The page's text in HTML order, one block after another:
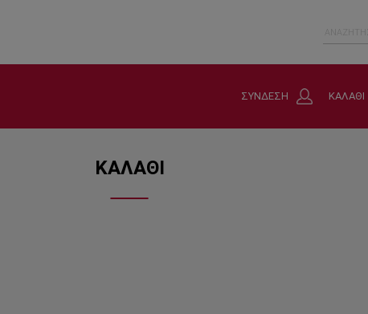
ΚΑΛΑΘΙ
ΣΥΝΔΕΣΗ
ΚΑΛΑΘΙ